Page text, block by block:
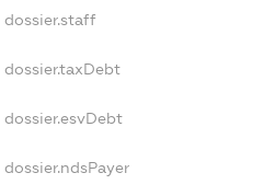
dossier.staff
dossier.taxDebt
dossier.esvDebt
dossier.ndsPayer